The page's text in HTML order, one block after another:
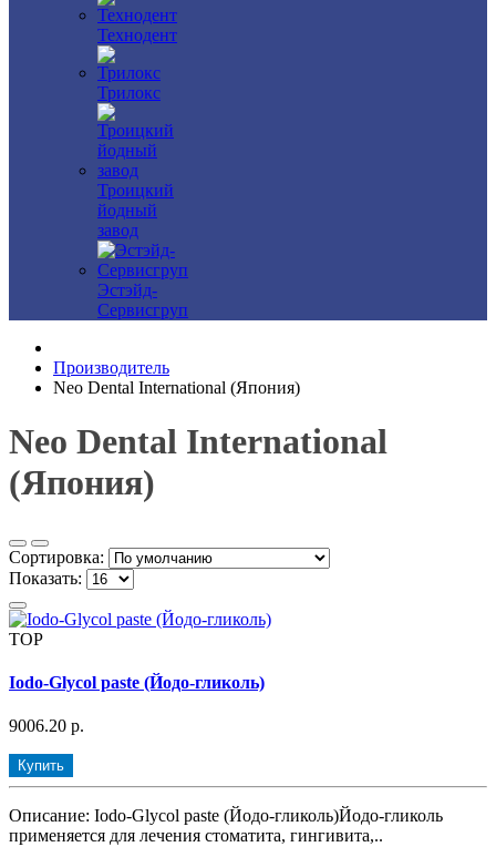
Технодент
Трилокс
Троицкий
йодный
завод
Эстэйд-
Сервисгруп
Производитель
Neo Dental International (Япония)
Neo Dental International
(Япония)
Сортировка:
Показать:
TOP
Iodo-Glycol paste (Йодо-гликоль)
9006.20 р.
Купить
Описание: Iodo-Glycol paste (Йодо-гликоль)Йодо-гликоль
применяется для лечения стоматита, гингивита,..